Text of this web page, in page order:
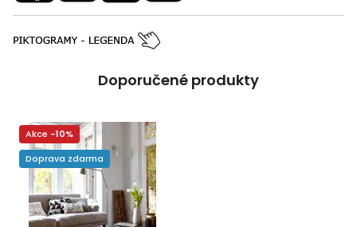
Doporučené produkty
Akce -10%
Doprava zdarma